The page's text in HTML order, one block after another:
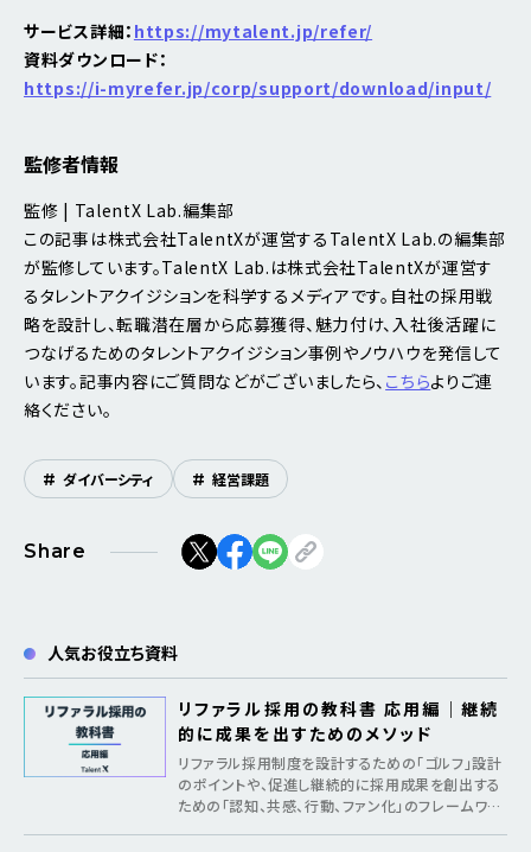
サービス詳細： https://mytalent.jp/refer/
資料ダウンロード：
https://i-myrefer.jp/corp/support/download/input/
監修者情報
監修 | TalentX Lab.編集部
この記事は株式会社TalentXが運営するTalentX Lab.の編集部
が監修しています。TalentX Lab.は株式会社TalentXが運営す
るタレントアクイジションを科学するメディアです。自社の採用戦
略を設計し、転職潜在層から応募獲得、魅力付け、入社後活躍に
つなげるためのタレントアクイジション事例やノウハウを発信して
います。記事内容にご質問などがございましたら、 こちらよりご連
絡ください。
# ダイバーシティ # 経営課題
Share
人気お役立ち資料
リファラル採用の教科書 応用編｜継続
的に成果を出すためのメソッド
リファラル採用制度を設計するための「ゴルフ」設計
のポイントや、促進し継続的に採用成果を創出する
ための「認知、共感、行動、ファン化」のフレームワー